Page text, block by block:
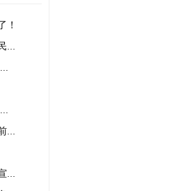
！
...
...
...